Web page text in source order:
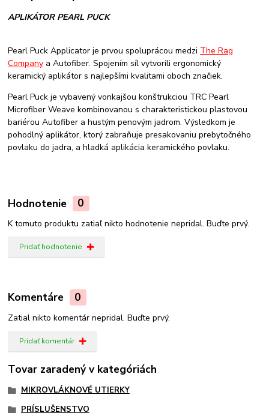
APLIKÁTOR PEARL PUCK
Pearl Puck Applicator je prvou spoluprácou medzi The Rag
Company a Autofiber. Spojením síl vytvorili ergonomický
keramický aplikátor s najlepšími kvalitami oboch značiek.
Pearl Puck je vybavený vonkajšou konštrukciou TRC Pearl
Microfiber Weave kombinovanou s charakteristickou plastovou
bariérou Autofiber a hustým penovým jadrom. Výsledkom je
pohodlný aplikátor, ktorý zabraňuje presakovaniu prebytočného
povlaku do jadra, a hladká aplikácia keramického povlaku.
Hodnotenie 0
K tomuto produktu zatiaľ nikto hodnotenie nepridal. Buďte prvý.
Pridať hodnotenie
Komentáre 0
Zatial nikto komentár nepridal. Buďte prvý.
Pridať komentár
Tovar zaradený v kategóriách
MIKROVLÁKNOVÉ UTIERKY
PRÍSLUŠENSTVO